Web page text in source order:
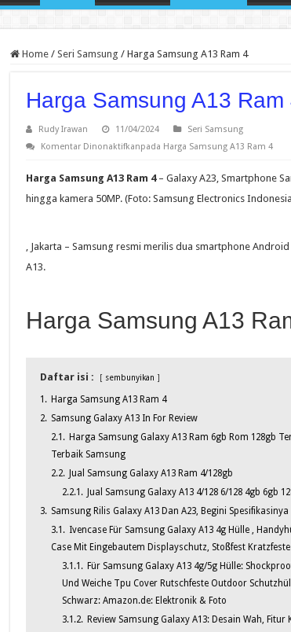
Home / Seri Samsung / Harga Samsung A13 Ram 4
Harga Samsung A13 Ram
Rudy Irawan 11/04/2024
Seri Samsung
Komentar Dinonaktifkanpada Harga Samsung A13 Ram 4
Harga Samsung A13 Ram 4– Galaxy A23, Smartphone
hingga kamera 50MP. (Foto: Samsung Electronics
, Jakarta – Samsung resmi merilis dua smartphone
A13.
Harga Samsung A13
Daftar isi : sembunyikan
1. Harga Samsung A13 Ram 4
2. Samsung Galaxy A13 In For Review
2.1. Harga Samsung Galaxy A13 Ram 6gb Rom 128gb
Terbaik Samsung
2.2.
Jual Samsung Galaxy A13 Ram 4/128gb
2.2.1.
Jual Samsung Galaxy A13 4/128 6/128 4gb 6gb
3. Samsung Rilis Galaxy A13 Dan A23, Begini Spesifikasinya
3.1. Ivencase Für Samsung Galaxy A13 4g Hülle ,
Case Mit Eingebautem Displayschutz, Stoßfest
3.1.1. Für Samsung Galaxy A13 4g/5g Hülle:
Und Weiche Tpu Cover Rutschfeste Outdoor
Schwarz: Amazon.de: Elektronik & Foto
3.1.2. Review Samsung Galaxy A13: Desain Wah,